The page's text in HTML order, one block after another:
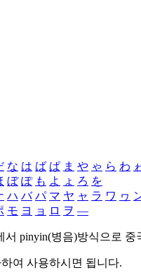
な は ば ぱ ま や ゃ ら わ
ぼ ぽ も よ ょ ろ を
ハ バ パ マ ヤ ャ ラ ワ ヮ
モ ヨ ョ ロ ヲ ―
서 pinyin(병음)방식으로
여 사용하시면 됩니다.